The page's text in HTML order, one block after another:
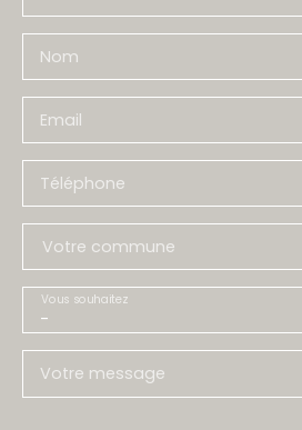
Nom
Email
Téléphone
Votre commune
-
Vous souhaitez
Votre message